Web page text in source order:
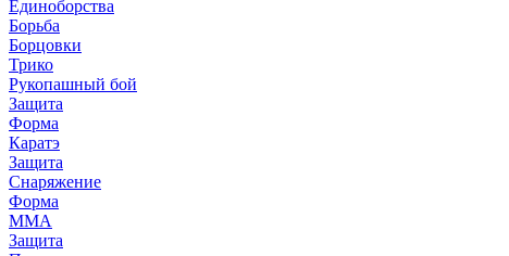
Единоборства
Борьба
Борцовки
Трико
Рукопашный бой
Защита
Форма
Каратэ
Защита
Снаряжение
Форма
ММА
Защита